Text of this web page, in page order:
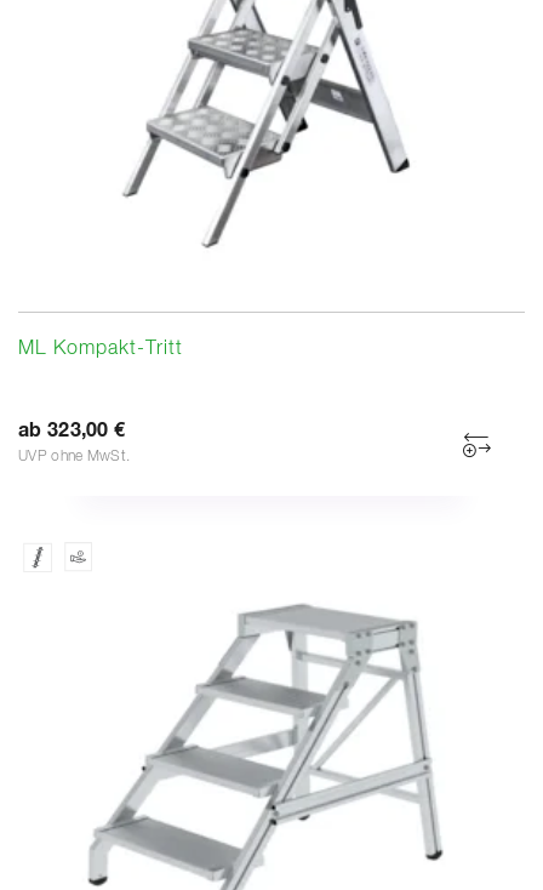
ML Kompakt-Tritt
ab 323,00 €
UVP ohne MwSt.